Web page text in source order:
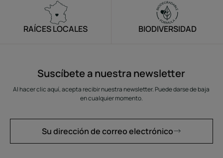
RAÍCES LOCALES BIODIVERSIDAD
Suscíbete a nuestra newsletter
Al hacer clic aquí, acepta recibir nuestra newsletter. Puede darse de baja
en cualquier momento.
Su dirección de correo electrónico